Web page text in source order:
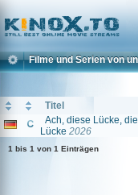
Home
Filme und Serien von
Titel
Ach, diese Lücke,
Lücke 2026
1 bis 1 von 1 Einträgen